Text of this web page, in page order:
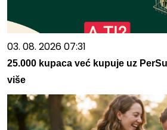
03. 08. 2026 07:31
25.000 kupaca već kupuje uz
više